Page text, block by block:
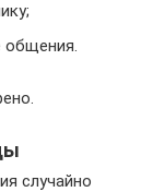
общения.
случайно